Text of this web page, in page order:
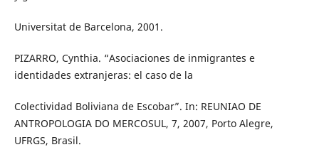
Universitat de Barcelona, 2001.
PIZARRO, Cynthia. “Asociaciones de inmigrantes e
identidades extranjeras: el caso de la
Colectividad Boliviana de Escobar”. In: REUNIAO DE
ANTROPOLOGIA DO MERCOSUL, 7, 2007, Porto Alegre,
UFRGS, Brasil.